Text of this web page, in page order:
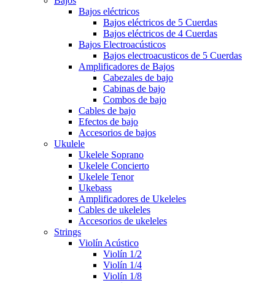
Bajos eléctricos
Bajos eléctricos de 5 Cuerdas
Bajos eléctricos de 4 Cuerdas
Bajos Electroacústicos
Bajos electroacusticos de 5 Cuerdas
Amplificadores de Bajos
Cabezales de bajo
Cabinas de bajo
Combos de bajo
Cables de bajo
Efectos de bajo
Accesorios de bajos
Ukulele
Ukelele Soprano
Ukelele Concierto
Ukelele Tenor
Ukebass
Amplificadores de Ukeleles
Cables de ukeleles
Accesorios de ukeleles
Strings
Violín Acústico
Violín 1/2
Violín 1/4
Violín 1/8